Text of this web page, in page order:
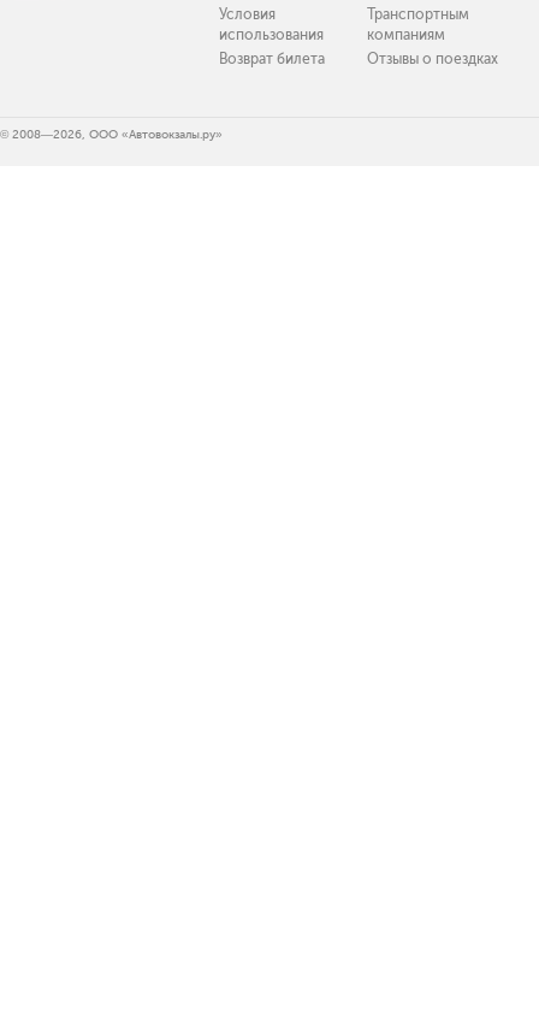
Условия
использования
Возврат билета
Транспортным
компаниям
Отзывы о поездках
© 2008—2026, ООО «Автовокзалы.ру»